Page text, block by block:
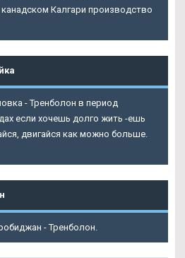
Калгари производство
- Тренболон в период
если хочешь долго жить -ешь
двигайся как можно больше.
- Тренболон.